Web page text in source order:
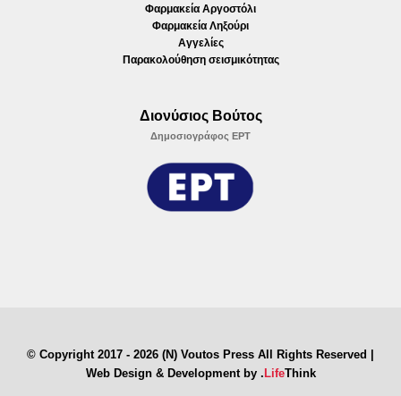
Φαρμακεία Αργοστόλι
Φαρμακεία Ληξούρι
Αγγελίες
Παρακολούθηση σεισμικότητας
Διονύσιος Βούτος
Δημοσιογράφος ΕΡΤ
© Copyright 2017 - 2026 (N) Voutos Press All Rights Reserved |
Web Design & Development by . LifeThink